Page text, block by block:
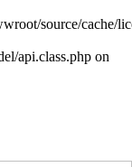
source/cache/
api.class.php on